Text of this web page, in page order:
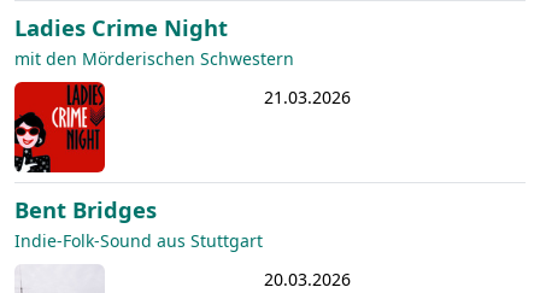
Ladies Crime Night
mit den Mörderischen Schwestern
21.03.2026
Bent Bridges
Indie-Folk-Sound aus Stuttgart
20.03.2026